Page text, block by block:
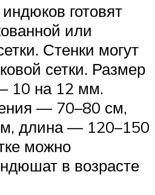
готовят
или
Стенки могут
сетки. Размер
10 на 12 мм.
— 70–80 см,
длина — 120–150
можно
в возрасте